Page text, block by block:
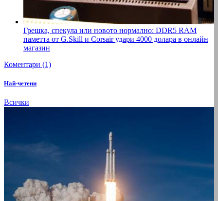
Грешка, спекула или новото нормално: DDR5 RAM
паметта от G.Skill и Corsair удари 4000 долара в онлайн
магазин
Коментари (1)
Най-четени
Всички